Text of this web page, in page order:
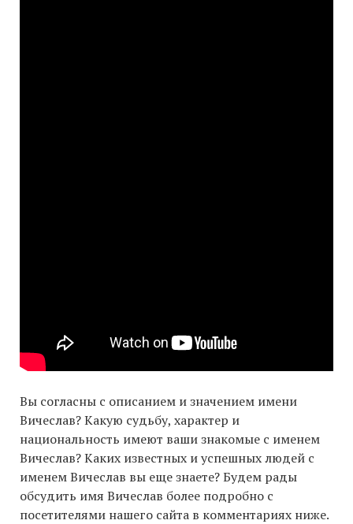
Вы согласны с описанием и значением имени
Вичеслав? Какую судьбу, характер и
национальность имеют ваши знакомые с именем
Вичеслав? Каких известных и успешных людей с
именем Вичеслав вы еще знаете? Будем рады
обсудить имя Вичеслав более подробно с
посетителями нашего сайта в комментариях ниже.